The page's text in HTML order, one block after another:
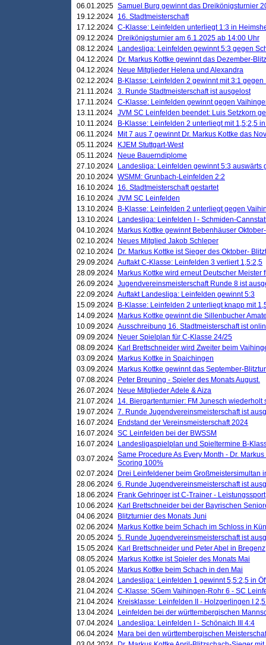
06.01.2025 Samuel Burg gewinnt das Dreikönigsturnier
19.12.2024 16. Stadtmeisterschaft
17.12.2024 C-Klasse: Leinfelden unterliegt 1:3 in
09.12.2024
Dreikönigsturnier am 6.1.2025 ab 14:00 Uhr
08.12.2024
Landesliga: Leinfelden gewinnt 5:3 gegen
04.12.2024
Dr. Markus Kottke gewinnt das Dezember-
04.12.2024
Neue Mitglieder Helena und Alexandra
02.12.2024
B-Klasse: Leinfelden 2 gewinnt mit 3:1
21.11.2024 3. Runde Stadtmeisterschaft ist ausgelost
17.11.2024 C-Klasse: Leinfelden gewinnt gegen
13.11.2024 JVM SC Leinfelden beendet: Luis Setzkorn
10.11.2024
B-Klasse: Leinfelden 2 unterliegt mit 1,5;2,5
06.11.2024
Mit 7 aus 7 gewinnt Dr. Markus Kottke das
05.11.2024
KJEM Stuttgart-West
05.11.2024
Neue Bauerndiplome
27.10.2024
Landesliga: Leinfelden gewinnt 5:3 auswärts
20.10.2024 WSMM: Grunbach-Leinfelden 2:2
16.10.2024 16. Stadtmeisterschaft gestartet
16.10.2024 JVM SC Leinfelden
13.10.2024
B-Klasse: Leinfelden 2 unterliegt gegen
13.10.2024
Landesliga: Leinfelden I - Schmiden-
04.10.2024
Markus Kottke gewinnt Bebenhäuser
02.10.2024
Neues Mitglied Jakob Schleper
02.10.2024
Dr. Markus Kottke ist Sieger des Oktober-
29.09.2024 Auftakt C-Klasse: Leinfelden 3 verliert 1,5:2,5
28.09.2024
Markus Kottke wird erneut Deutscher Meister
26.09.2024 Jugendvereinsmeisterschaft Runde 8 ist
22.09.2024 Auftakt Landesliga: Leinfelden gewinnt 5:3
15.09.2024
B-Klasse: Leinfelden 2 unterliegt knapp mit
14.09.2024
Markus Kottke gewinnt die Sillenbucher
10.09.2024 Ausschreibung 16. Stadtmeisterschaft ist
09.09.2024
Neuer Spielplan für C-Klasse 24/25
08.09.2024
Karl Brettschneider wird Zweiter beim
03.09.2024
Markus Kottke in Spaichingen
03.09.2024
Markus Kottke gewinnt das September-
07.08.2024
Peter Breuning - Spieler des Monats August.
26.07.2024
Neue Mitglieder Adele & Aiza
21.07.2024 14. Biergartenturnier: FM Junesch wiederholt
19.07.2024 7. Runde Jugendvereinsmeisterschaft ist
16.07.2024
Endstand der Vereinsmeisterschaft 2024
16.07.2024 SC Leinfelden bei der BWSSM
16.07.2024
Landesligaspielplan und Spieltermine B-
03.07.2024 Same Procedure As Every Month - Dr.
Scoring 100%
02.07.2024
Drei Leinfeldener beim Großmeistersimultan
28.06.2024 6. Runde Jugendvereinsmeisterschaft ist
18.06.2024
Frank Gehringer ist C-Trainer - Leistungssport
10.06.2024
Karl Brettschneider bei der Bayrischen
04.06.2024
Blitzturnier des Monats Juni
02.06.2024
Markus Kottke beim Schach im Schloss in
20.05.2024 5. Runde Jugendvereinsmeisterschaft ist
15.05.2024
Karl Brettschneider und Peter Abel in Bregenz
08.05.2024
Markus Kottke ist Spieler des Monats Mai
01.05.2024
Markus Kottke beim Schach in den Mai
28.04.2024
Landesliga: Leinfelden 1 gewinnt 5,5:2,5 in
21.04.2024 C-Klasse: SGem Vaihingen-Rohr 6 - SC
21.04.2024
Kreisklasse: Leinfelden II - Holzgerlingen I
13.04.2024
Leinfelden bei der württembergischen
07.04.2024
Landesliga: Leinfelden I - Schönaich III 4:4
06.04.2024
Mara bei den württembergischen